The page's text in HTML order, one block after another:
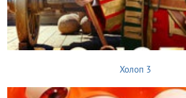
Холоп 3